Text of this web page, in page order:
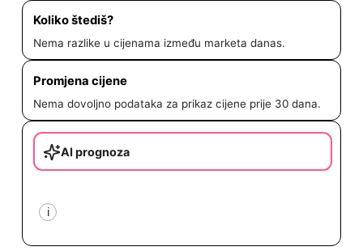
Koliko štediš?
Nema razlike u cijenama između marketa danas.
Promjena cijene
Nema dovoljno podataka za prikaz cijene prije 30 dana.
AI prognoza
i